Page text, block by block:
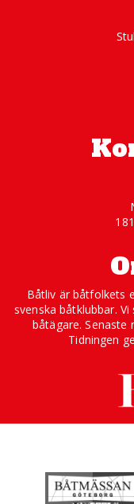
Båtliv är båtfolkets
svenska båtklubbar.
båtägare. Senaste
Tidningen